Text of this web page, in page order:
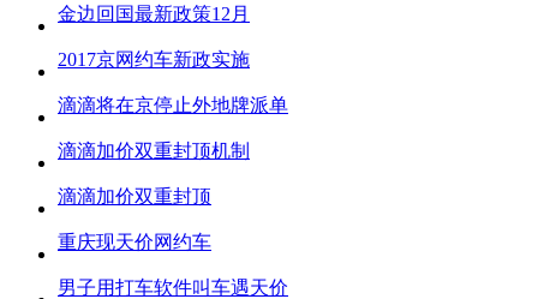
金边回国最新政策12月
2017京网约车新政实施
滴滴将在京停止外地牌派单
滴滴加价双重封顶机制
滴滴加价双重封顶
重庆现天价网约车
男子用打车软件叫车遇天价